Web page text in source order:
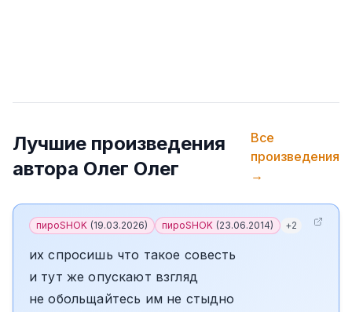
Лучшие произведения
автора Олег Олег
Все
произведения
→
пироSHOK (19.03.2026) пироSHOK (23.06.2014) +2
их спросишь что такое совесть
и тут же опускают взгляд
не обольщайтесь им не стыдно